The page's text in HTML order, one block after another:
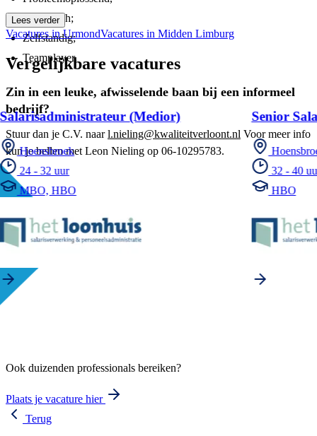
Analytisch;
Zelfstandig;
Teamplayer.
Zin in een leuke, afwisselende baan bij een informeel
bedrijf?
Stuur dan je C.V. naarl.nieling@kwaliteitverloont.nl Voor meer info
kun je bellen met Leon Nieling op 06-10295783.
Lees verder
Vacatures in UrmondVacatures in Midden Limburg
Vergelijkbare vacatures
Salarisadministrateur (Medior)
Hoensbroek
24 - 32 uur
MBO, HBO
Senior
32 - 40
HBO
Ook duizenden professionals bereiken?
Plaats je vacature hier
Terug